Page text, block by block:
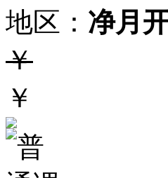
地区： 净月
￥
￥